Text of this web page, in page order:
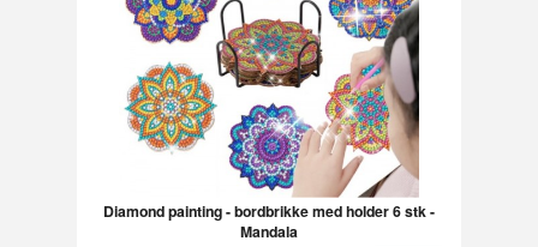
Diamond painting - bordbrikke med holder 6 stk -
Mandala